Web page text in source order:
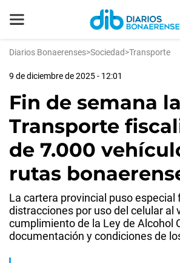
Diarios Bonaerenses>Sociedad>Transporte
9 de diciembre de 2025 - 12:01
Fin de semana
Transporte
de 7.000
rutas
La cartera provincial puso especial
distracciones por uso del celular al
cumplimiento de la Ley de Alcohol
documentación y condiciones de